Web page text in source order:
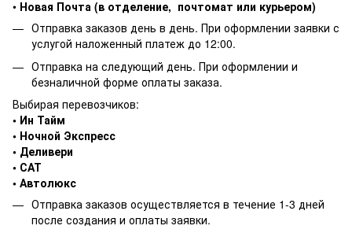
• Новая Почта (в отделение, почтомат или курьером)
Отправка заказов день в день. При оформлении заявки с
услугой наложенный платеж до 12:00.
Отправка на следующий день. При оформлении и
безналичной форме оплаты заказа.
Выбирая перевозчиков:
• Ин Тайм
• Ночной Экспресс
• Деливери
• САТ
• Автолюкс
Отправка заказов осуществляется в течение 1-3 дней
после создания и оплаты заявки.